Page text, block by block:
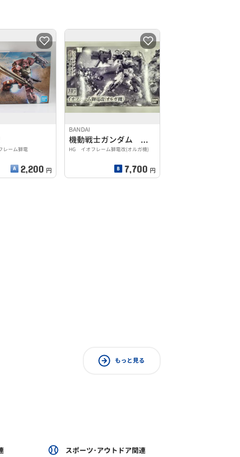
レーム獅電
2,200 円
BANDAI
機動戦士ガンダム 鉄血のオルフェンズ
HG イオフレーム獅電改(オルガ機)
7,700 円
もっと見る
スポーツ･アウトドア関連